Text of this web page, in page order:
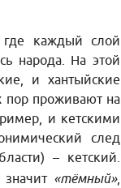
где каждый слой
народа. На этой
и хантыйские
пор проживают на
и кетскими
след
– кетский.
«тёмный»,